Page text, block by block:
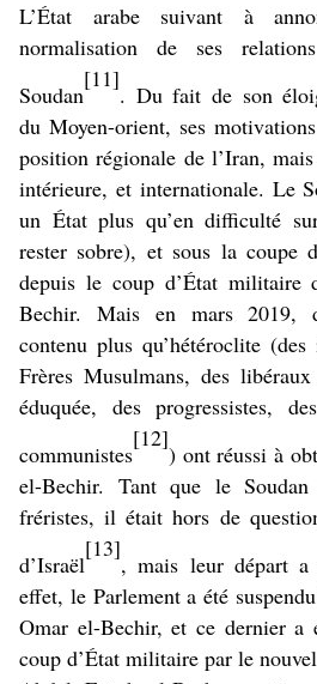
L’État arabe suivant à
normalisation de ses
Soudan
[11]
. Du fait de son
du Moyen-orient, ses
position régionale de l’Iran,
intérieure, et internationale. Le
un État plus qu’en difficulté
rester sobre), et sous la coupe
depuis le coup d’État militaire
Bechir. Mais en mars 2019,
contenu plus qu’hétéroclite
Frères Musulmans, des
éduquée, des progressistes,
communistes
[12]
) ont réussi à
el-Bechir. Tant que le
fréristes, il était hors de
d’Israël
[13]
, mais leur départ a
effet, le Parlement a été
Omar el-Bechir, et ce dernier a
coup d’État militaire par le